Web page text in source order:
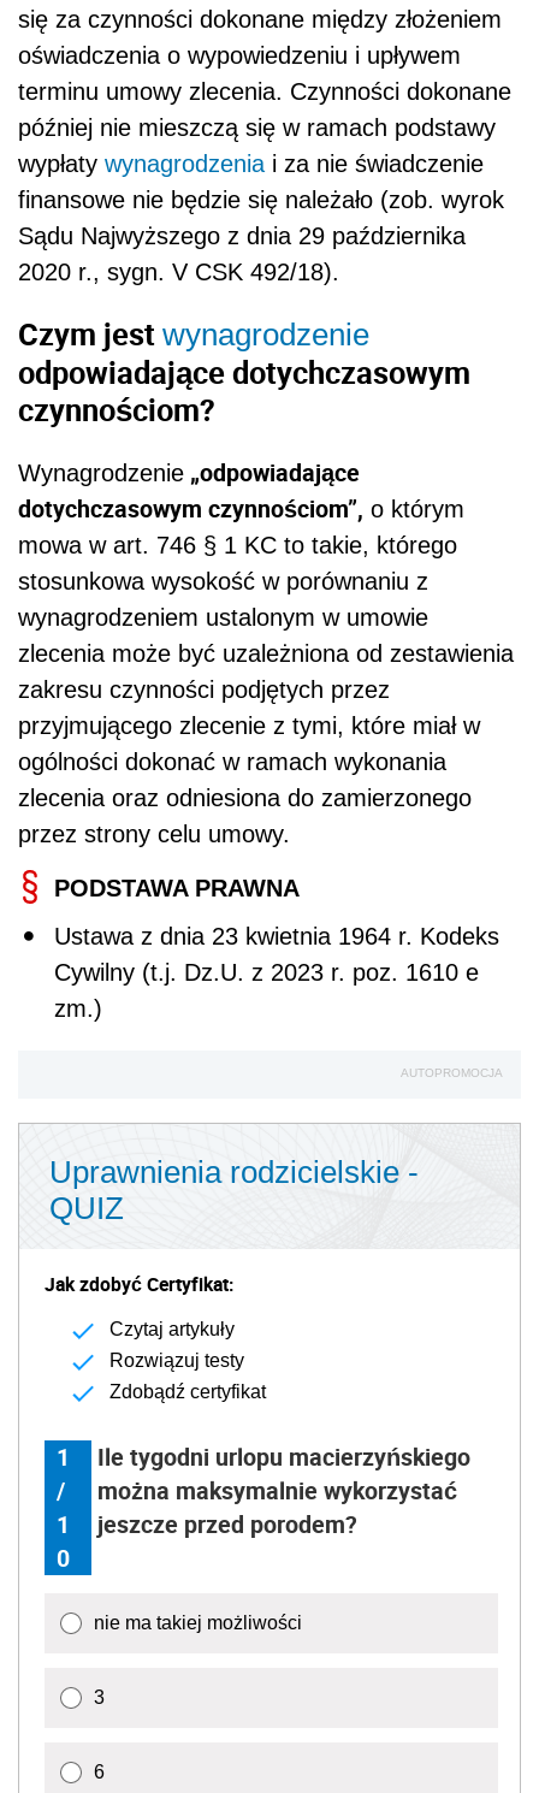
się za czynności dokonane między złożeniem
oświadczenia o wypowiedzeniu i upływem
terminu umowy zlecenia. Czynności dokonane
później nie mieszczą się w ramach podstawy
wypłaty wynagrodzenia i za nie świadczenie
finansowe nie będzie się należało (zob. wyrok
Sądu Najwyższego z dnia 29 października
2020 r., sygn. V CSK 492/18).
Czym jest wynagrodzenie
odpowiadające dotychczasowym
czynnościom?
Wynagrodzenie „odpowiadające
dotychczasowym czynnościom”, o którym
mowa w art. 746 § 1 KC to takie, którego
stosunkowa wysokość w porównaniu z
wynagrodzeniem ustalonym w umowie
zlecenia może być uzależniona od zestawienia
zakresu czynności podjętych przez
przyjmującego zlecenie z tymi, które miał w
ogólności dokonać w ramach wykonania
zlecenia oraz odniesiona do zamierzonego
przez strony celu umowy.
PODSTAWA PRAWNA
Ustawa z dnia 23 kwietnia 1964 r. Kodeks
Cywilny (t.j. Dz.U. z 2023 r. poz. 1610 e
zm.)
AUTOPROMOCJA
Uprawnienia rodzicielskie -
QUIZ
Jak zdobyć Certyfikat:
Czytaj artykuły
Rozwiązuj testy
Zdobądź certyfikat
1
/
1
0
Ile tygodni urlopu macierzyńskiego
można maksymalnie wykorzystać
jeszcze przed porodem?
nie ma takiej możliwości
3
6